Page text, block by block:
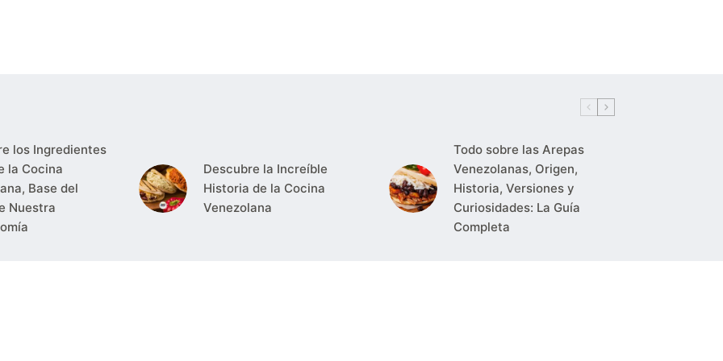
los Ingredientes
la Cocina
Base del
Nuestra
Descubre la Increíble
Historia de la Cocina
Venezolana
Todo sobre las Arepas
Venezolanas, Origen,
Historia, Versiones y
Curiosidades: La Guía
Completa